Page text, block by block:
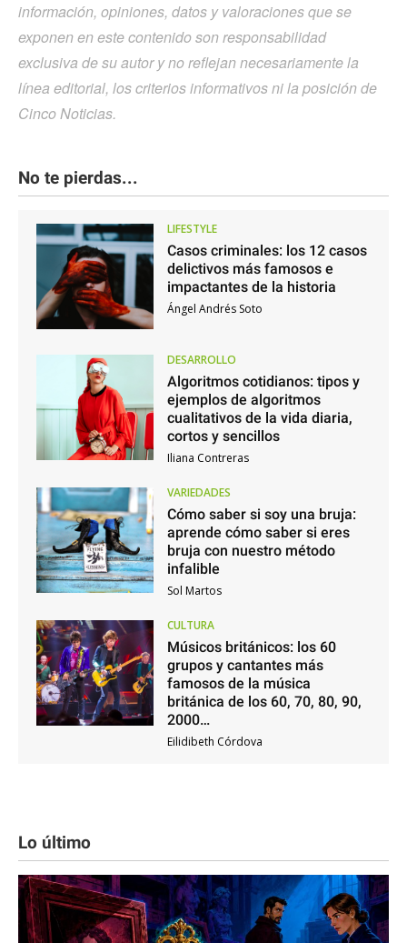
información, opiniones, datos y valoraciones que se
exponen en este contenido son responsabilidad
exclusiva de su autor y no reflejan necesariamente la
línea editorial, los criterios informativos ni la posición de
Cinco Noticias.
No te pierdas...
LIFESTYLE
Casos criminales: los 12 casos
delictivos más famosos e
impactantes de la historia
Ángel Andrés Soto
DESARROLLO
Algoritmos cotidianos: tipos y
ejemplos de algoritmos
cualitativos de la vida diaria,
cortos y sencillos
Iliana Contreras
VARIEDADES
Cómo saber si soy una bruja:
aprende cómo saber si eres
bruja con nuestro método
infalible
Sol Martos
CULTURA
Músicos británicos: los 60
grupos y cantantes más
famosos de la música
británica de los 60, 70, 80, 90,
2000…
Eilidibeth Córdova
Lo último